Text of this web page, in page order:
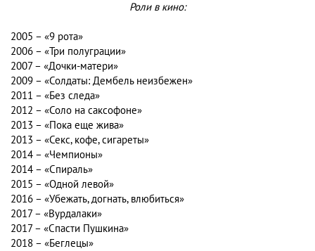
Роли в кино:
2005 – «9 рота»
2006 – «Три полуграции»
2007 – «Дочки-матери»
2009 – «Солдаты: Дембель неизбежен»
2011 – «Без следа»
2012 – «Соло на саксофоне»
2013 – «Пока еще жива»
2013 – «Секс, кофе, сигареты»
2014 – «Чемпионы»
2014 – «Спираль»
2015 – «Одной левой»
2016 – «Убежать, догнать, влюбиться»
2017 – «Вурдалаки»
2017 – «Спасти Пушкина»
2018 – «Беглецы»